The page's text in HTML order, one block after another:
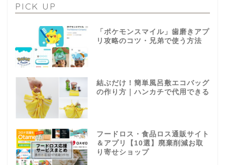
PICK UP
「ポケモンスマイル」歯磨きアプ
リ攻略のコツ・兄弟で使う方法
結ぶだけ！簡単風呂敷エコバッグ
の作り方｜ハンカチで代用できる
フードロス・食品ロス通販サイト
＆アプリ【10選】廃棄削減お取
り寄せショップ